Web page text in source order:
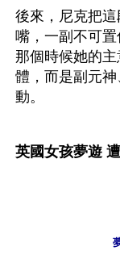
後來，尼克把
嘴，一副不可置
那個時候她的
體，而是副元
動。
英國女孩夢遊